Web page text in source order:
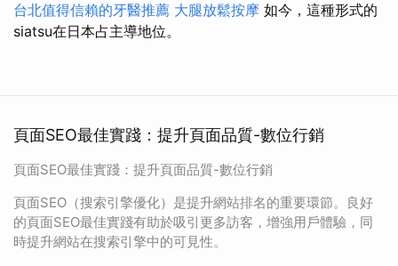
台北值得信賴的牙醫推薦 大腿放鬆按摩 如今，這種形式的
siatsu在日本占主導地位。
頁面SEO最佳實踐：提升頁面品質-數位行銷
頁面SEO最佳實踐：提升頁面品質-數位行銷
頁面SEO（搜索引擎優化）是提升網站排名的重要環節。良好
的頁面SEO最佳實踐有助於吸引更多訪客，增強用戶體驗，同
時提升網站在搜索引擎中的可見性。